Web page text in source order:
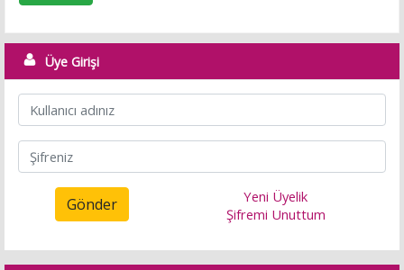
Üye Girişi
Gönder
Yeni Üyelik
Şifremi Unuttum